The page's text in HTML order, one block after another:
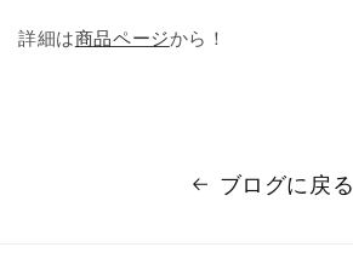
詳細は商品ページから！
ブログに戻る